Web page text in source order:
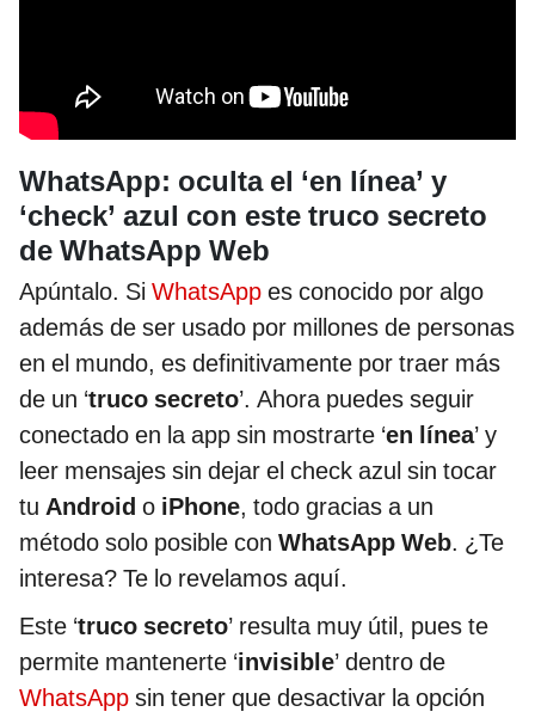
WhatsApp: oculta el ‘en línea’ y
‘check’ azul con este truco secreto
de WhatsApp Web
Apúntalo. Si WhatsApp es conocido por algo
además de ser usado por millones de personas
en el mundo, es definitivamente por traer más
de un ‘truco secreto’. Ahora puedes seguir
conectado en la app sin mostrarte ‘en línea’ y
leer mensajes sin dejar el check azul sin tocar
tu Android o iPhone, todo gracias a un
método solo posible con WhatsApp Web. ¿Te
interesa? Te lo revelamos aquí.
Este ‘truco secreto’ resulta muy útil, pues te
permite mantenerte ‘invisible’ dentro de
WhatsApp sin tener que desactivar la opción